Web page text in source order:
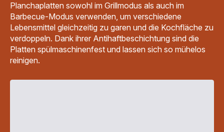
Planchaplatten sowohl im Grillmodus als auch im
Barbecue-Modus verwenden, um verschiedene
Lebensmittel gleichzeitig zu garen und die Kochfläche zu
verdoppeln. Dank ihrer Antihaftbeschichtung sind die
Platten spülmaschinenfest und lassen sich so mühelos
reinigen.